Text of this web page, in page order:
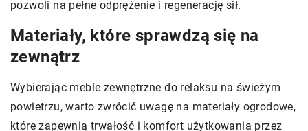
pozwoli na pełne odprężenie i regenerację sił.
Materiały, które sprawdzą się na
zewnątrz
Wybierając meble zewnętrzne do relaksu na świeżym
powietrzu, warto zwrócić uwagę na materiały ogrodowe,
które zapewnią trwałość i komfort użytkowania przez